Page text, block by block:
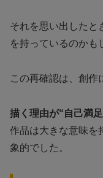
それを思い出したと
を持っているのかも
この再確認は、創作
描く理由が“自己満
作品は大きな意味を
象的でした。